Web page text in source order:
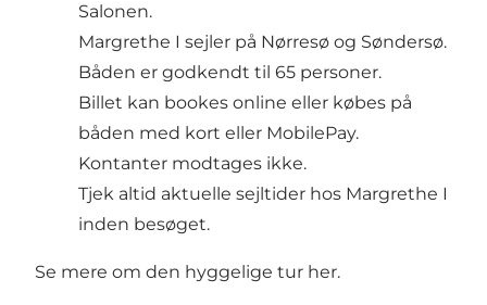
Salonen.
Margrethe I sejler på Nørresø og Søndersø.
Båden er godkendt til 65 personer.
Billet kan bookes online eller købes på
båden med kort eller MobilePay.
Kontanter modtages ikke.
Tjek altid aktuelle sejltider hos Margrethe I
inden besøget.
Se mere om den hyggelige tur her.